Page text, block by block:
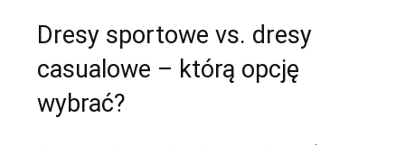
Dresy sportowe vs. dresy
casualowe ​– którą opcję
wybrać?